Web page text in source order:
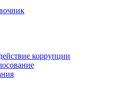
коррупции